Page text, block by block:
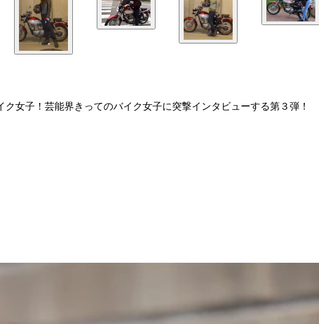
女子！芸能界きってのバイク女子に突撃インタビューする第３弾！